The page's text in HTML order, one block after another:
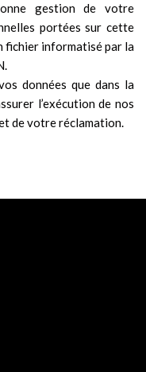
gestion de votre
portées sur cette
fichier informatisé par la
données que dans la
l’exécution de nos
de votre réclamation.